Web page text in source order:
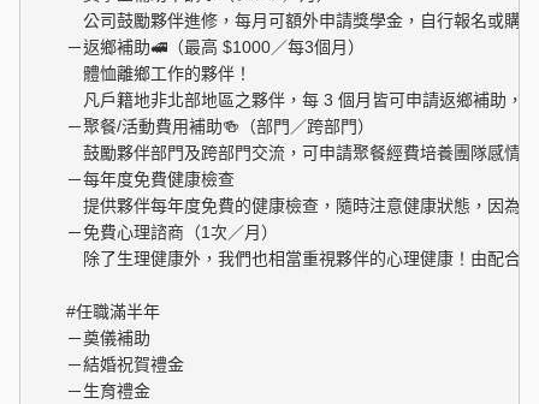
公司鼓勵夥伴進修，每月可額外申請獎學金，自行報名或購買
－返鄉補助🚅（最高 $1000／每3個月）
體恤離鄉工作的夥伴！
凡戶籍地非北部地區之夥伴，每 3 個月皆可申請返鄉補助，最
－聚餐/活動費用補助🍻（部門／跨部門）
鼓勵夥伴部門及跨部門交流，可申請聚餐經費培養團隊感情，
－每年度免費健康檢查
提供夥伴每年度免費的健康檢查，隨時注意健康狀態，因為身
－免費心理諮商（1次／月）
除了生理健康外，我們也相當重視夥伴的心理健康！由配合的
#任職滿半年
－奠儀補助
－結婚祝賀禮金
－生育禮金